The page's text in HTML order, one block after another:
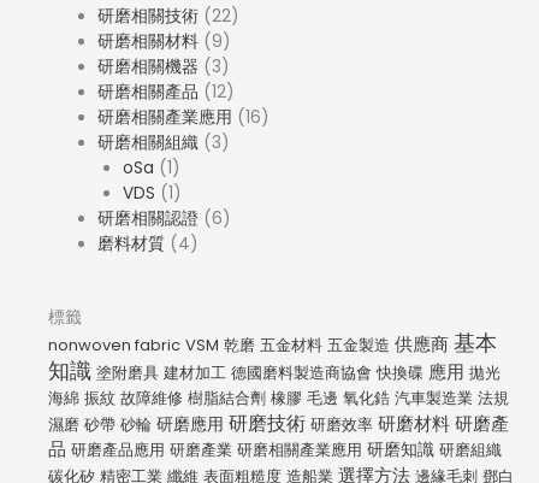
研磨相關技術 (22)
研磨相關材料 (9)
研磨相關機器 (3)
研磨相關產品 (12)
研磨相關產業應用 (16)
研磨相關組織 (3)
oSa (1)
VDS (1)
研磨相關認證 (6)
磨料材質 (4)
標籤
nonwoven fabric VSM 乾磨 五金材料 五金製造 供應商 基本
知識 塗附磨具 建材加工 德國磨料製造商協會 快換碟 應用 拋光
海綿 振紋 故障維修 樹脂結合劑 橡膠 毛邊 氧化鋯 汽車製造業 法規
濕磨 砂帶 砂輪 研磨應用 研磨技術 研磨效率 研磨材料 研磨產
品 研磨產品應用 研磨產業 研磨相關產業應用 研磨知識 研磨組織
碳化矽 精密工業 纖維 表面粗糙度 造船業 選擇方法 邊緣毛刺 鄧白